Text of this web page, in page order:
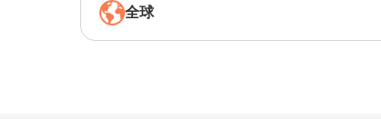
全球